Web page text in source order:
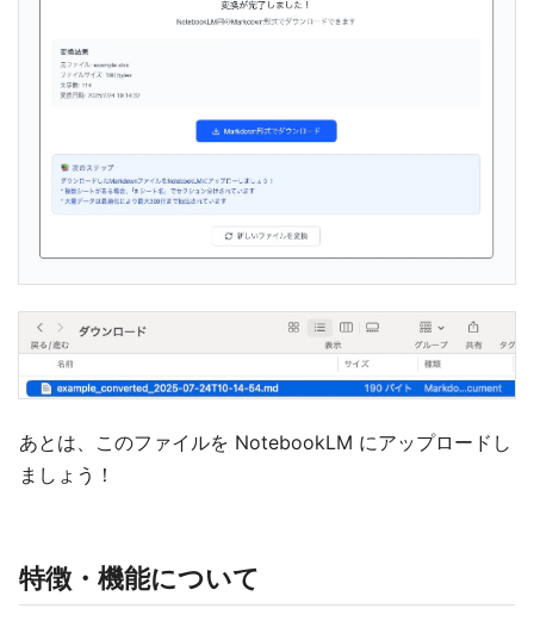
あとは、このファイルを NotebookLM にアップロードし
ましょう！
特徴・機能について